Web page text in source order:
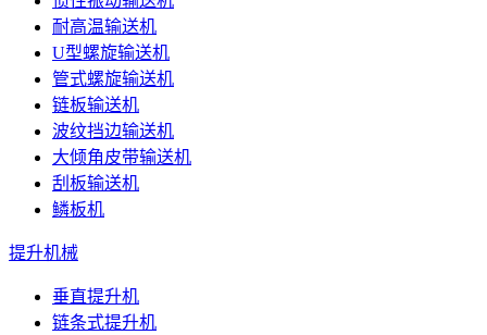
耐高温输送机
U型螺旋输送机
管式螺旋输送机
链板输送机
波纹挡边输送机
大倾角皮带输送机
刮板输送机
鳞板机
提升机械
垂直提升机
链条式提升机